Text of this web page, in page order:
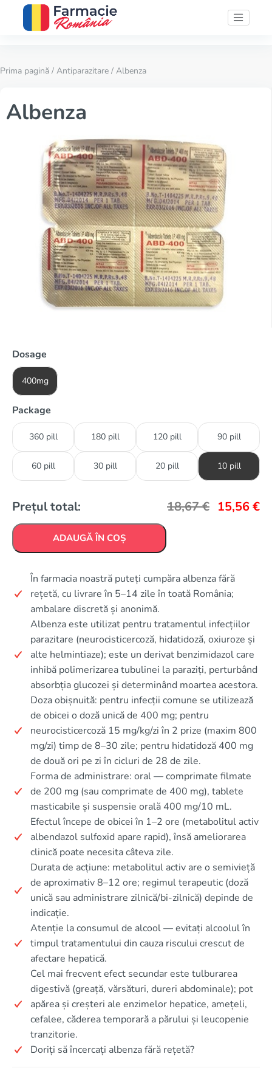
Prima pagină / Antiparazitare / Albenza
Albenza
Dosage
400mg
Package
360 pill 180 pill 120 pill 90 pill
60 pill 30 pill 20 pill 10 pill
Prețul total: 18,67€ 15,56€
ADAUGĂ ÎN COȘ
În farmacia noastră puteți cumpăra albenza fără
rețetă, cu livrare în 5–14 zile în toată România;
ambalare discretă și anonimă.
Albenza este utilizat pentru tratamentul infecțiilor
parazitare (neurocisticercoză, hidatidoză, oxiuroze și
alte helmintiaze); este un derivat benzimidazol care
inhibă polimerizarea tubulinei la paraziți, perturbând
absorbția glucozei și determinând moartea acestora.
Doza obișnuită: pentru infecții comune se utilizează
de obicei o doză unică de 400 mg; pentru
neurocisticercoză 15 mg/kg/zi în 2 prize (maxim 800
mg/zi) timp de 8–30 zile; pentru hidatidoză 400 mg
de două ori pe zi în cicluri de 28 de zile.
Forma de administrare: oral — comprimate filmate
de 200 mg (sau comprimate de 400 mg), tablete
masticabile și suspensie orală 400 mg/10 mL.
Efectul începe de obicei în 1–2 ore (metabolitul activ
albendazol sulfoxid apare rapid), însă ameliorarea
clinică poate necesita câteva zile.
Durata de acțiune: metabolitul activ are o semivieță
de aproximativ 8–12 ore; regimul terapeutic (doză
unică sau administrare zilnică/bi‑zilnică) depinde de
indicație.
Atenție la consumul de alcool — evitați alcoolul în
timpul tratamentului din cauza riscului crescut de
afectare hepatică.
Cel mai frecvent efect secundar este tulburarea
digestivă (greață, vărsături, dureri abdominale); pot
apărea și creșteri ale enzimelor hepatice, amețeli,
cefalee, căderea temporară a părului și leucopenie
tranzitorie.
Doriți să încercați albenza fără rețetă?